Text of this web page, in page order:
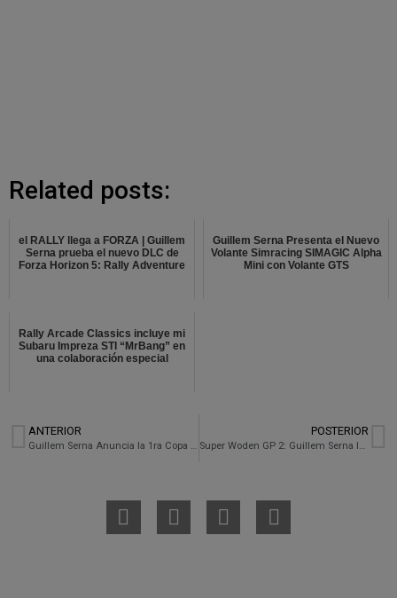
Related posts:
el RALLY llega a FORZA | Guillem
Serna prueba el nuevo DLC de
Forza Horizon 5: Rally Adventure
Guillem Serna Presenta el Nuevo
Volante Simracing SIMAGIC Alpha
Mini con Volante GTS
Rally Arcade Classics incluye mi
Subaru Impreza STI “MrBang” en
una colaboración especial
ANTERIOR
Guillem Serna Anuncia la 1ra Copa MrBang de Simracing: Una Competición de Alto Nivel en el Mundo Virtual
POSTERIOR
Super Woden GP 2: Guillem Serna Introduce su Propio Subaru al Frenesí de Carreras Retro